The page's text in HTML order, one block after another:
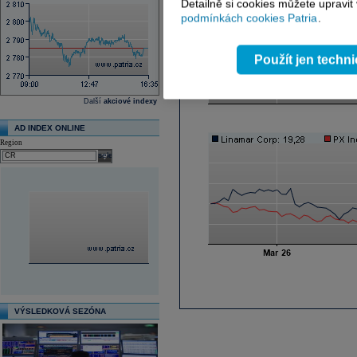
Další akciové indexy
AD INDEX ONLINE
Region
select
VÝSLEDKOVÁ SEZÓNA
Detailně si cookies můžete
podmínkách cookies Patria.
Použít jen